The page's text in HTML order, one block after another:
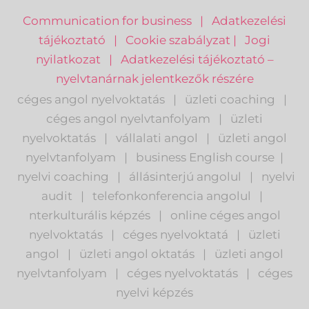
Communication for business | Adatkezelési
tájékoztató | Cookie szabályzat | Jogi
nyilatkozat | Adatkezelési tájékoztató –
nyelvtanárnak jelentkezők részére
céges angol nyelvoktatás
| üzleti coaching
|
céges angol nyelvtanfolyam
|
üzleti
nyelvoktatás
| vállalati angol |
üzleti angol
nyelvtanfolyam
| business English course |
nyelvi coaching
| állásinterjú angolul |
nyelvi
audit
| telefonkonferencia angolul
|
nterkulturális képzés
| online céges angol
nyelvoktatás
| céges nyelvoktatá |
üzleti
angol
| üzleti angol oktatás |
üzleti angol
nyelvtanfolyam
| céges nyelvoktatás |
céges
nyelvi képzés